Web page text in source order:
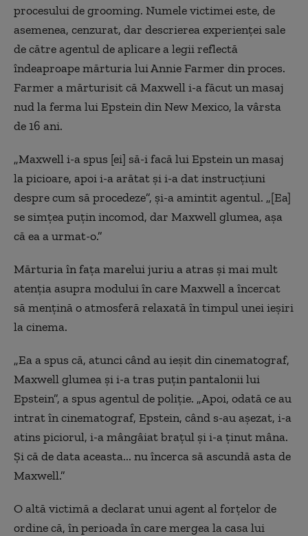
procesului de grooming. Numele victimei este, de
asemenea, cenzurat, dar descrierea experienței sale
de către agentul de aplicare a legii reflectă
îndeaproape mărturia lui Annie Farmer din proces.
Farmer a mărturisit că Maxwell i-a făcut un masaj
nud la ferma lui Epstein din New Mexico, la vârsta
de 16 ani.
„Maxwell i-a spus [ei] să-i facă lui Epstein un masaj
la picioare, apoi i-a arătat și i-a dat instrucțiuni
despre cum să procedeze”, și-a amintit agentul. „[Ea]
se simțea puțin incomod, dar Maxwell glumea, așa
că ea a urmat-o.”
Mărturia în fața marelui juriu a atras și mai mult
atenția asupra modului în care Maxwell a încercat
să mențină o atmosferă relaxată în timpul unei ieșiri
la cinema.
„Ea a spus că, atunci când au ieșit din cinematograf,
Maxwell glumea și i-a tras puțin pantalonii lui
Epstein”, a spus agentul de poliție. „Apoi, odată ce au
intrat în cinematograf, Epstein, când s-au așezat, i-a
atins piciorul, i-a mângâiat brațul și i-a ținut mâna.
Și că de data aceasta... nu încerca să ascundă asta de
Maxwell.”
O altă victimă a declarat unui agent al forțelor de
ordine că, în perioada în care mergea la casa lui